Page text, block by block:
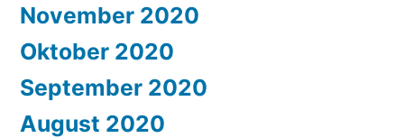
November 2020
Oktober 2020
September 2020
August 2020